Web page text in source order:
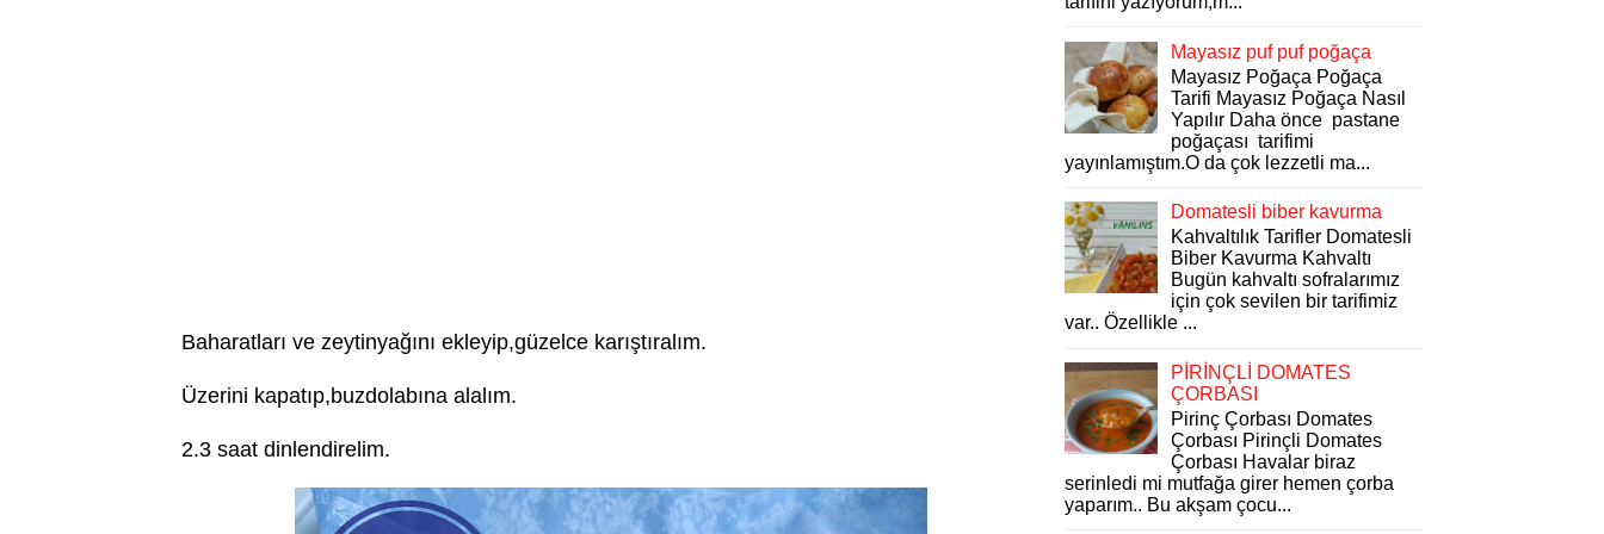
Baharatları ve zeytinyağını ekleyip,güzelce karıştıralım.
Üzerini kapatıp,buzdolabına alalım.
2.3 saat dinlendirelim.
Mayasız puf puf poğaça
Mayasız Poğaça Poğaça
Tarifi Mayasız Poğaça Nasıl
Yapılır Daha önce pastane
poğaçası tarifimi
yayınlamıştım.O da çok lezzetli ma...
Domatesli biber kavurma
Kahvaltılık Tarifler Domatesli
Biber Kavurma Kahvaltı
Bugün kahvaltı sofralarımız
için çok sevilen bir tarifimiz
var.. Özellikle ...
PİRİNÇLİ DOMATES
ÇORBASI
Pirinç Çorbası Domates
Çorbası Pirinçli Domates
Çorbası Havalar biraz
serinledi mi mutfağa girer hemen çorba
yaparım.. Bu akşam çocu...